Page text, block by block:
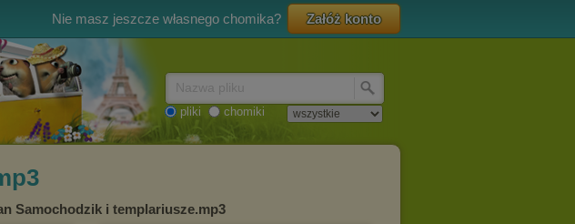
Nie masz jeszcze własnego chomika? Załóż konto
pliki chomiki
Samochodzik i templariusze.mp3